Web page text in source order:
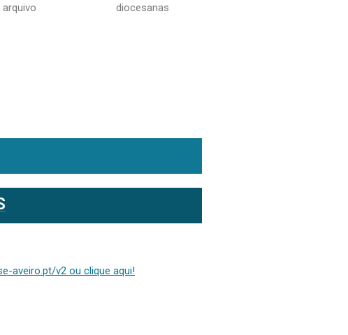
arquivo
diocesanas
aveiro.pt/v2 ou clique aqui!